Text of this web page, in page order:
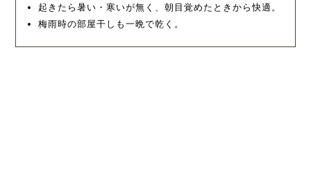
起きたら暑い・寒いが無く、朝目覚めたときから快適。
梅雨時の部屋干しも一晩で乾く。